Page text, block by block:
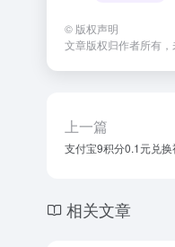
© 版权声明
文章版权归作者所有，
上一篇
支付宝9积分0.1元兑换
相关文章